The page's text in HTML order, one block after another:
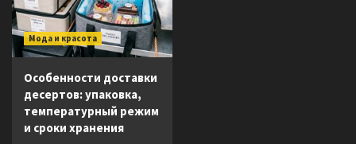
Мода и красота
Особенности доставки
десертов: упаковка,
температурный режим
и сроки хранения